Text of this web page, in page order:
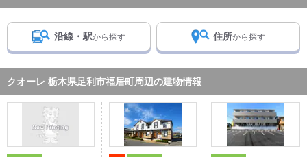
沿線・駅から探す 住所から探す
クオーレ 栃木県足利市福居町周辺の建物情報